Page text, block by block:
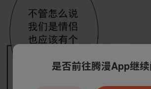
是否前往腾漫App继